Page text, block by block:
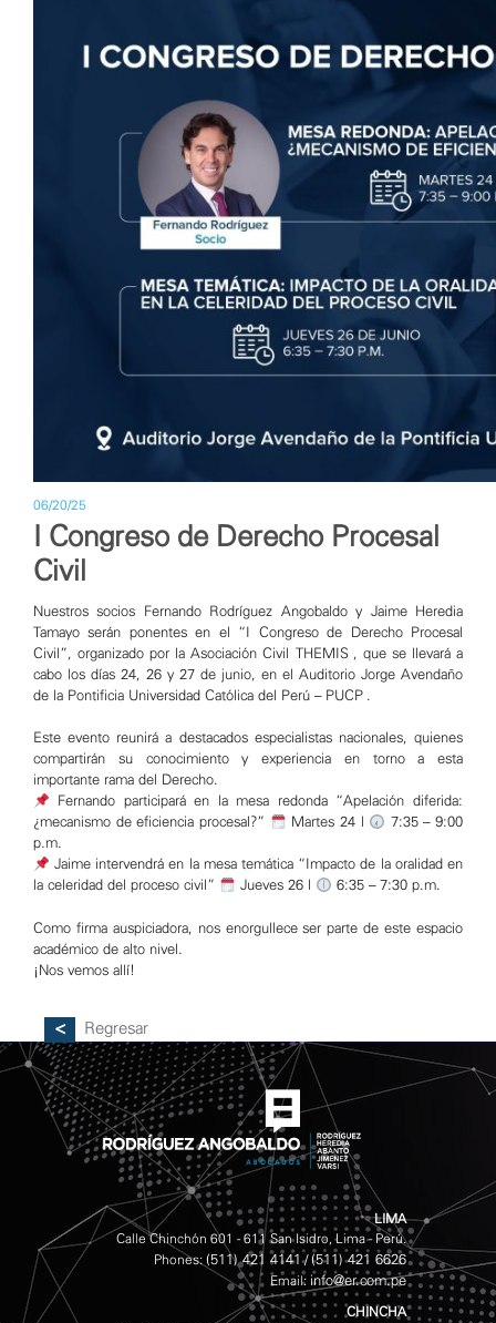
06/20/25
I Congreso de Derecho Procesal
Civil
Nuestros socios Fernando Rodríguez Angobaldo y Jaime Heredia
Tamayo serán ponentes en el “I Congreso de Derecho Procesal
Civil”, organizado por la Asociación Civil THEMIS , que se llevará a
cabo los días 24, 26 y 27 de junio, en el Auditorio Jorge Avendaño
de la Pontificia Universidad Católica del Perú – PUCP .
Este evento reunirá a destacados especialistas nacionales, quienes
compartirán su conocimiento y experiencia en torno a esta
importante rama del Derecho.
Fernando participará en la mesa redonda “Apelación diferida:
¿mecanismo de eficiencia procesal?”
Martes 24 |
7:35 – 9:00
p.m.
Jaime intervendrá en la mesa temática “Impacto de la oralidad en
la celeridad del proceso civil”
Jueves 26 | 6:35 – 7:30 p.m.
Como firma auspiciadora, nos enorgullece ser parte de este espacio
académico de alto nivel.
¡Nos vemos allí!
Regresar
LIMA
Calle Chinchón 601 - 611 San Isidro, Lima - Perú.
Phones: (511) 421 4141/(511) 421 6626
Email: info@er.com.pe
CHINCHA